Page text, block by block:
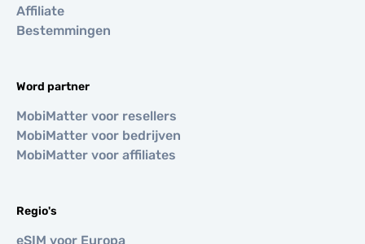
Affiliate
Bestemmingen
Word partner
MobiMatter voor resellers
MobiMatter voor bedrijven
MobiMatter voor affiliates
Regio's
eSIM voor Europa